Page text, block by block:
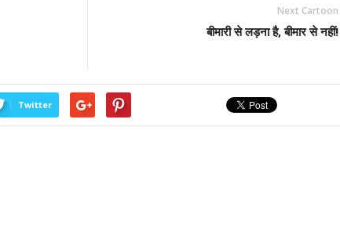
Next Cartoon
बीमारी से लड़ना है, बीमार से नहीं!
Twitter